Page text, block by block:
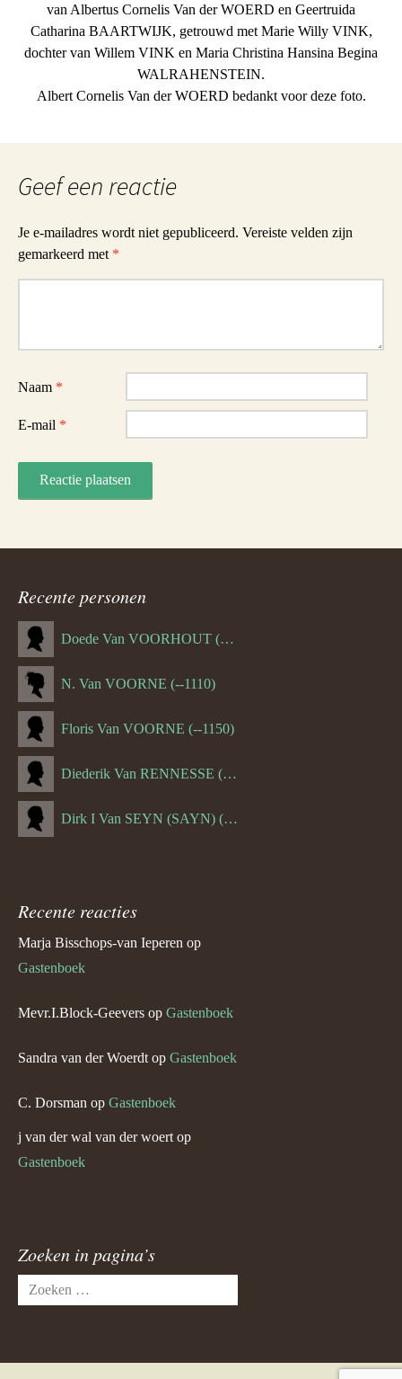
van Albertus Cornelis Van der WOERD en Geertruida
Catharina BAARTWIJK, getrouwd met Marie Willy VINK,
dochter van Willem VINK en Maria Christina Hansina Begina
WALRAHENSTEIN.
Albert Cornelis Van der WOERD bedankt voor deze foto.
Geef een reactie
Je e-mailadres wordt niet gepubliceerd. Vereiste velden zijn
gemarkeerd met *
Naam *
E-mail *
Recente personen
Doede Van VOORHOUT (Van FORNEHOLT) (--1101)
N. Van VOORNE (--1110)
Floris Van VOORNE (--1150)
Diederik Van RENNESSE (--1144)
Dirk I Van SEYN (SAYN) (--1120)
Recente reacties
Marja Bisschops-van Ieperen op
Gastenboek
Mevr.I.Block-Geevers op Gastenboek
Sandra van der Woerdt op Gastenboek
C. Dorsman op Gastenboek
j van der wal van der woert op
Gastenboek
Zoeken in pagina’s
Zoeken
naar: